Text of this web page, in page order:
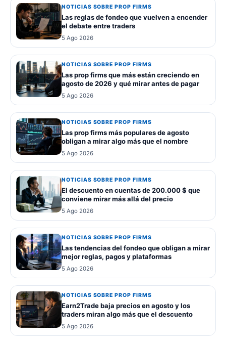
NOTICIAS SOBRE PROP FIRMS
Las reglas de fondeo que vuelven a encender
el debate entre traders
5 Ago 2026
NOTICIAS SOBRE PROP FIRMS
Las prop firms que más están creciendo en
agosto de 2026 y qué mirar antes de pagar
5 Ago 2026
NOTICIAS SOBRE PROP FIRMS
Las prop firms más populares de agosto
obligan a mirar algo más que el nombre
5 Ago 2026
NOTICIAS SOBRE PROP FIRMS
El descuento en cuentas de 200.000 $ que
conviene mirar más allá del precio
5 Ago 2026
NOTICIAS SOBRE PROP FIRMS
Las tendencias del fondeo que obligan a mirar
mejor reglas, pagos y plataformas
5 Ago 2026
NOTICIAS SOBRE PROP FIRMS
Earn2Trade baja precios en agosto y los
traders miran algo más que el descuento
5 Ago 2026